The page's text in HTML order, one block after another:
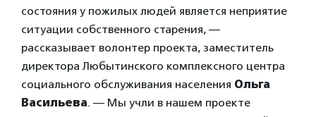
состояния у пожилых людей является неприятие
ситуации собственного старения, —
рассказывает волонтер проекта, заместитель
директора Любытинского комплексного центра
социального обслуживания населения Ольга
Васильева. — Мы учли в нашем проекте